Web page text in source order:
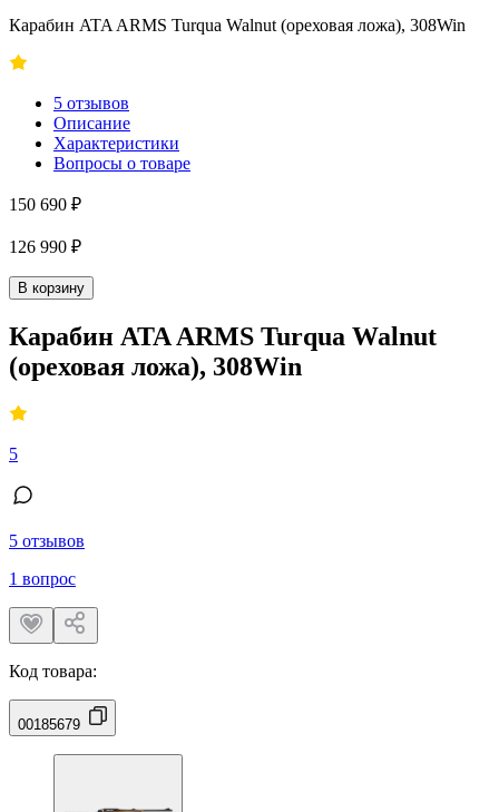
Карабин ATA ARMS Turqua Walnut (ореховая ложа), 308Win
5 отзывов
Описание
Характеристики
Вопросы о товаре
150 690 ₽
126 990 ₽
В корзину
Карабин ATA ARMS Turqua Walnut
(ореховая ложа), 308Win
5
5 отзывов
1 вопрос
Код товара:
00185679